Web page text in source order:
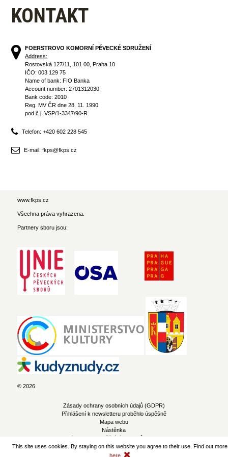
KONTAKT
FOERSTROVO KOMORNÍ PĚVECKÉ SDRUŽENÍ
Address:
Rostovská 127/11, 101 00, Praha 10
IČO: 003 129 75
Name of bank: FIO Banka
Account number: 2701312030
Bank code: 2010
Reg. MV ČR dne 28. 11. 1990
pod č.j. VSP/1-3347/90-R
Telefon: +420 602 228 545
E-mail: fkps@fkps.cz
www.fkps.cz
Všechna práva vyhrazena.
Partnery sboru jsou:
© 2026
Zásady ochrany osobních údajů (GDPR)
Přihlášení k newsletteru proběhlo úspěšně
Mapa webu
Nástěnka
Zásady pro používání souborů cookie
This site uses cookies. By staying on this website you agree to their use. Find out more
here.